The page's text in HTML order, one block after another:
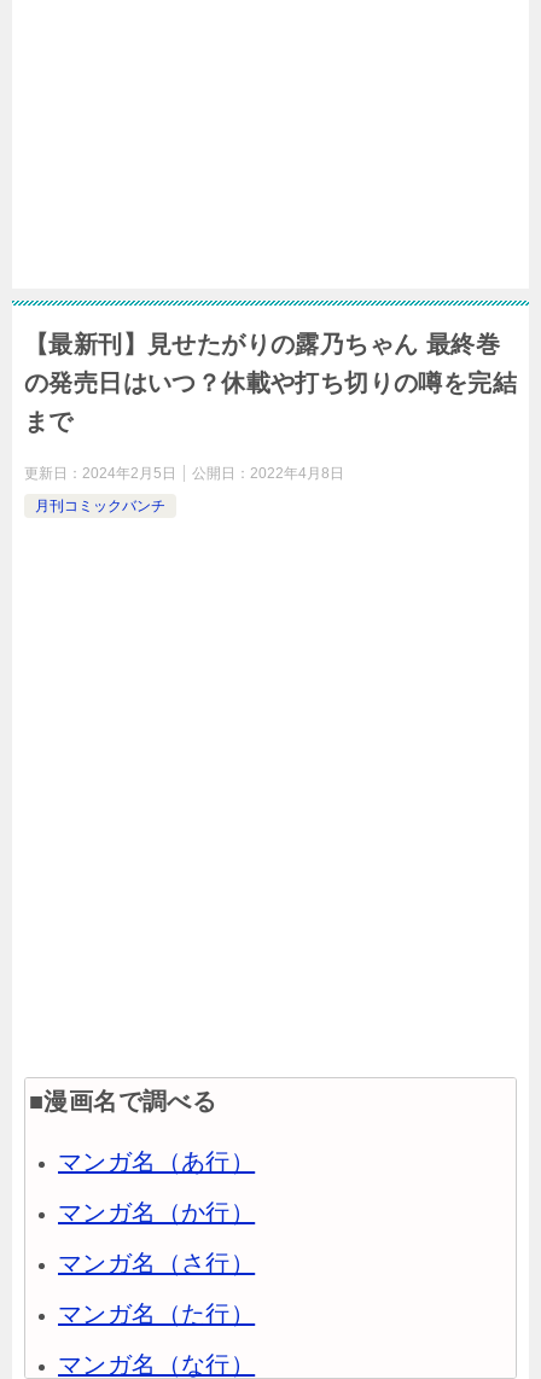
【最新刊】見せたがりの露乃ちゃん 最終巻
の発売日はいつ？休載や打ち切りの噂を完結
まで
更新日： 2024年2月5日 公開日： 2022年4月8日
月刊コミックバンチ
■漫画名で調べる
マンガ名（あ行）
マンガ名（か行）
マンガ名（さ行）
マンガ名（た行）
マンガ名（な行）